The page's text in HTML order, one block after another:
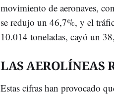
movimiento de aeronaves,
se redujo un 46,7%, y el
10.014 toneladas, cayó un
LAS AEROLÍNEAS
Estas cifras han provocado